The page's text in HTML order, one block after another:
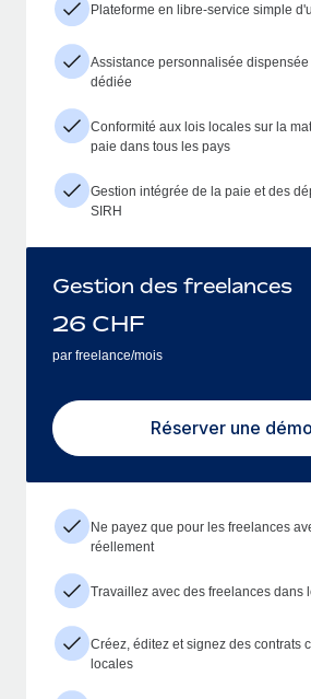
Plateforme en libre-service simple
Assistance personnalisée
dédiée
Conformité aux lois locales sur la
paie dans tous les pays
Gestion intégrée de la paie et des
SIRH
Gestion des freelances
26 CHF
par freelance/mois
Réserver une démo
Ne payez que pour les freelances
réellement
Travaillez avec des freelances dans
Créez, éditez et signez des contrats
locales